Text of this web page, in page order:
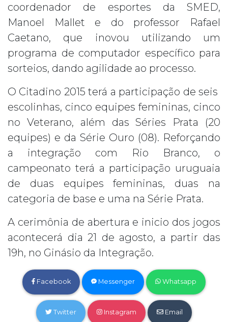
coordenador de esportes da SMED,
Manoel Mallet e do professor Rafael
Caetano, que inovou utilizando um
programa de computador específico para
sorteios, dando agilidade ao processo.
O Citadino 2015 terá a participação de seis
escolinhas, cinco equipes femininas, cinco
no Veterano, além das Séries Prata (20
equipes) e da Série Ouro (08). Reforçando
a integração com Rio Branco, o
campeonato terá a participação uruguaia
de duas equipes femininas, duas na
categoria de base e uma na Série Prata.
A cerimônia de abertura e inicio dos jogos
acontecerá dia 21 de agosto, a partir das
19h, no Ginásio da Integração.
Facebook Messenger Whatsapp
Twitter Instagram Email